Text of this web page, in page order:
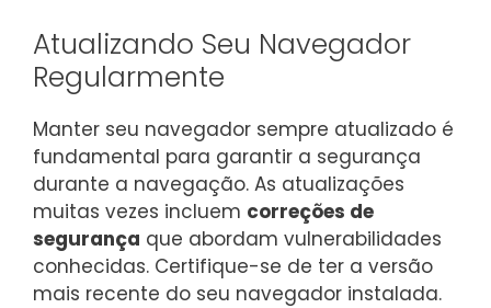
Atualizando Seu Navegador
Regularmente
Manter seu navegador sempre atualizado é
fundamental para garantir a segurança
durante a navegação. As atualizações
muitas vezes incluem correções de
segurança que abordam vulnerabilidades
conhecidas. Certifique-se de ter a versão
mais recente do seu navegador instalada.